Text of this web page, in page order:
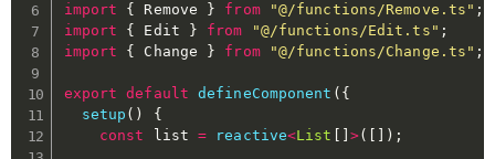
import
{ Remove } from "@/functions/Remove.ts" ;
import
{ Edit } from "@/functions/Edit.ts" ;
import
{ Change } from "@/functions/Change.ts" ;
export default defineComponent ( {
setup ( )
{
const list = reactive<List >( ) ;